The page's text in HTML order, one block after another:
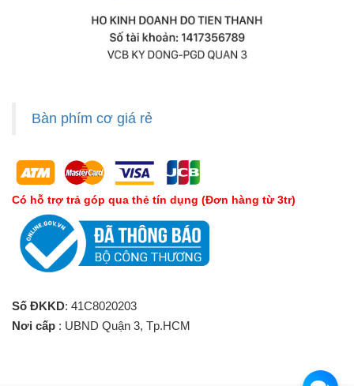
Bàn phím cơ giá rẻ
Có hỗ trợ trả góp qua thẻ tín dụng (Đơn hàng từ 3tr)
Số ĐKKD: 41C8020203
Nơi cấp : UBND Quận 3, Tp.HCM